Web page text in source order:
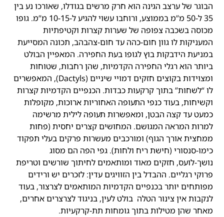
הבוגר של ערצב הגינה הוא חרק מרשים בגודלו, שאורכו נע בין
35 ל-50 מ”מ בממוצע, ורוחבו עשוי להגיע ל-10-15 מ”מ. גופו
מכוסה בשכבה צפופה של שערות קצרות וקטיפתיות
המעניקות לו גוון חום-כהה עד חום-צהבהב, תכונה המסייעת
במניעת הידבקות בוץ לגופו בעת החפירה. המאפיין הבולט
ביותר הוא רגלי החפירה הקדמיות, שהן רחבות, שטוחות
ומצוידות בקוצים חזקים דמויי שיניים (Dactyls), המאפשרים
לו “לשחות” בתוך קרקעות כבדות. הכנפיים הקדמיות קצרות
וקשיחות, בעוד כנפי התעופה האחוריות ארוכות, מקופלות
כמעט עד קצה הבטן, ומאפשרות תעופה לילית מרשימה
למרות המראה המגושם. המחושים קצרים יחסית (פחות
ממחצית אורך הגוף) ומורכבים מעשרות פרקים בעלי תפקוד
כימו-סנסורי (חישת ריח ולחות). גפי הפה הם מסוג
נושך-לועס, חזקים מאוד ומותאמים לחיתוך שורשים וטריפת
פרוקי רגליים. ההבדל בין הזוויגים עדין: לזכרים יש ורידים
מפותחים יותר בכנפיים הקדמיות המותאמים לצרצור, בעוד
לנקבות אין צינור הטלה בולט לעין, בניגוד לצרצרים אחרים,
מאחר שהן מטילות בתוך גומחות תת-קרקעיות.